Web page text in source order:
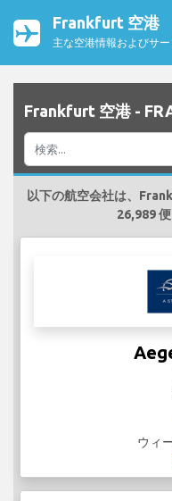
Frankfurt 空港
主な空港情報およびサー
Frankfurt 空港 -
以下の航空会社は、
26,989
ウィ